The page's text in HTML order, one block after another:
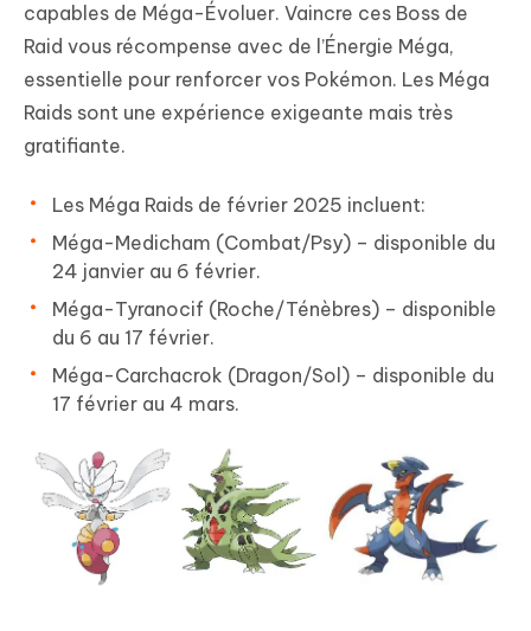
capables de Méga-Évoluer. Vaincre ces Boss de
Raid vous récompense avec de l’Énergie Méga,
essentielle pour renforcer vos Pokémon. Les Méga
Raids sont une expérience exigeante mais très
gratifiante.
Les Méga Raids de février 2025 incluent:
Méga-Medicham (Combat/Psy) – disponible du
24 janvier au 6 février.
Méga-Tyranocif (Roche/Ténèbres) – disponible
du 6 au 17 février.
Méga-Carchacrok (Dragon/Sol) – disponible du
17 février au 4 mars.